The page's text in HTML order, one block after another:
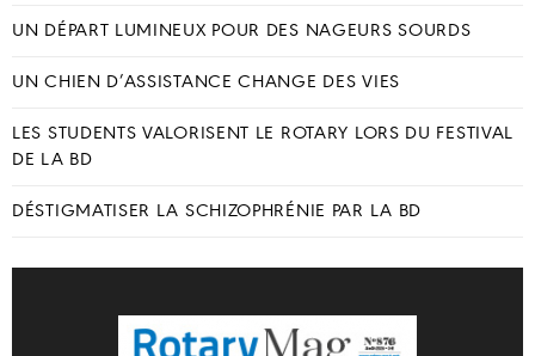
UN DÉPART LUMINEUX POUR DES NAGEURS SOURDS
UN CHIEN D’ASSISTANCE CHANGE DES VIES
LES STUDENTS VALORISENT LE ROTARY LORS DU FESTIVAL
DE LA BD
DÉSTIGMATISER LA SCHIZOPHRÉNIE PAR LA BD